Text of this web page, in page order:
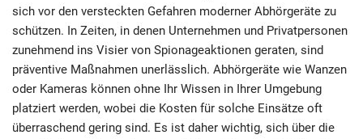
sich vor den versteckten Gefahren moderner Abhörgeräte zu
schützen. In Zeiten, in denen Unternehmen und Privatpersonen
zunehmend ins Visier von Spionageaktionen geraten, sind
präventive Maßnahmen unerlässlich. Abhörgeräte wie Wanzen
oder Kameras können ohne Ihr Wissen in Ihrer Umgebung
platziert werden, wobei die Kosten für solche Einsätze oft
überraschend gering sind. Es ist daher wichtig, sich über die